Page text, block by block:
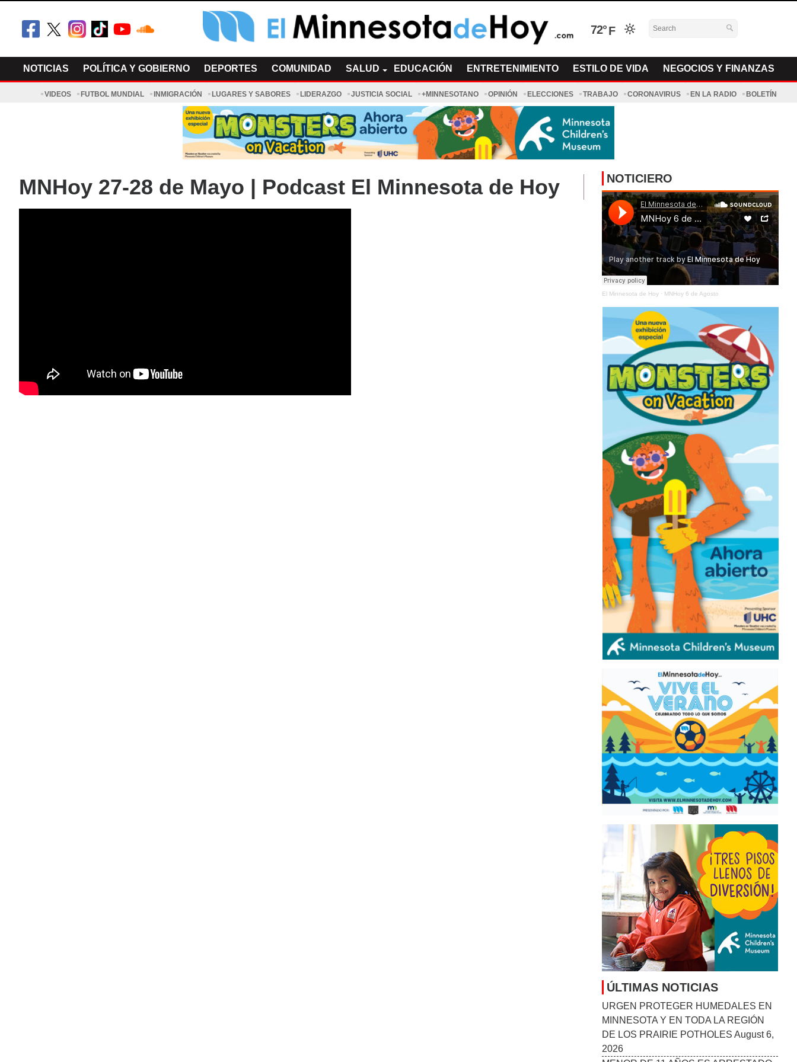
72°
NOTICIAS POLÍTICA Y GOBIERNO DEPORTES COMUNIDAD SALUD EDUCACIÓN ENTRETENIMIENTO ESTILO DE VIDA NEGOCIOS Y FINANZAS
VIDEOS FUTBOL MUNDIAL INMIGRACIÓN LUGARES Y SABORES LIDERAZGO JUSTICIA SOCIAL +MINNESOTANO OPINIÓN ELECCIONES TRABAJO CORONAVIRUS EN LA RADIO BOLETÍN
MNHoy 27-28 de Mayo | Podcast El Minnesota de Hoy NOTICIERO
El Minnesota de Hoy· MNHoy 6 de Agosto
ÚLTIMAS NOTICIAS
URGEN PROTEGER HUMEDALES EN
MINNESOTA Y EN TODA LA REGIÓN
DE LOS PRAIRIE POTHOLES
August 6,
2026
MENOR DE 11 AÑOS ES ARRESTADO
TRAS APUÑALAMIENTO AL AZAR EN
ST. CLOUD
August 6, 2026
ORGANIZACIONES CONVOCAN
MANIFESTACIÓN EN MINNEAPOLIS
EN APOYO A INMIGRANTES
HAITIANOS CON TPSAugust 6, 2026
ANUNCIA SU TEMPORADA 2026–27:
“STORIES IN SOUND” August 6, 2026